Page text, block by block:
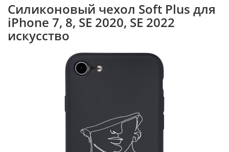
Силиконовый чехол Soft Plus для
iPhone 7, 8, SE 2020, SE 2022
искусство